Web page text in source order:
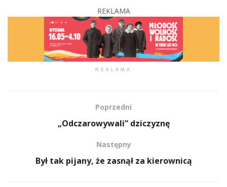
REKLAMA
REKLAMA
Poprzedni
„Odczarowywali” dziczyznę
Następny
Był tak pijany, że zasnął za kierownicą